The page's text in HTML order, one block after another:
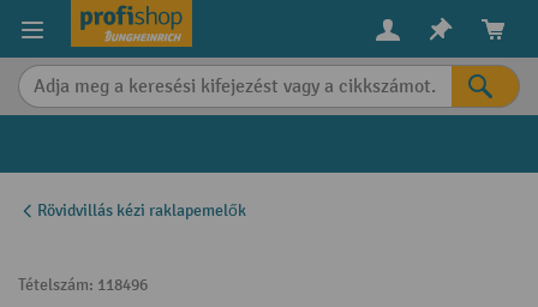
content
Rövidvillás kézi raklapemelők
Tételszám: 118496